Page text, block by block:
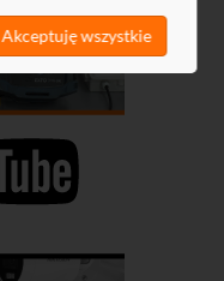
Akceptuję wszystkie